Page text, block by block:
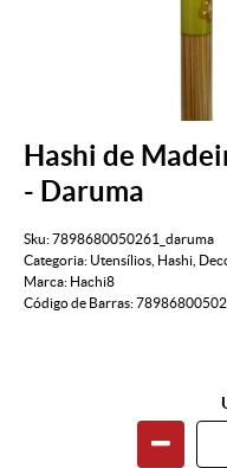
Hashi de
- Daruma
Sku:7898680050261_daruma
Categoria: Utensílios Hashi
Marca: Hachi8
Código de Barras: